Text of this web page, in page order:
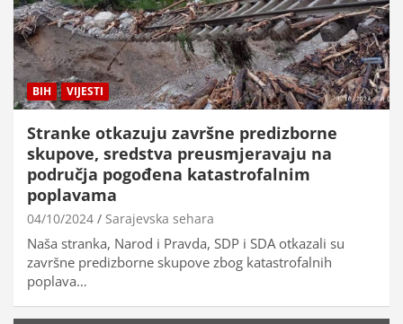
BIH VIJESTI
Stranke otkazuju završne predizborne
skupove, sredstva preusmjeravaju na
područja pogođena katastrofalnim
poplavama
04/10/2024 Sarajevska sehara
Naša stranka, Narod i Pravda, SDP i SDA otkazali su
završne predizborne skupove zbog katastrofalnih
poplava…